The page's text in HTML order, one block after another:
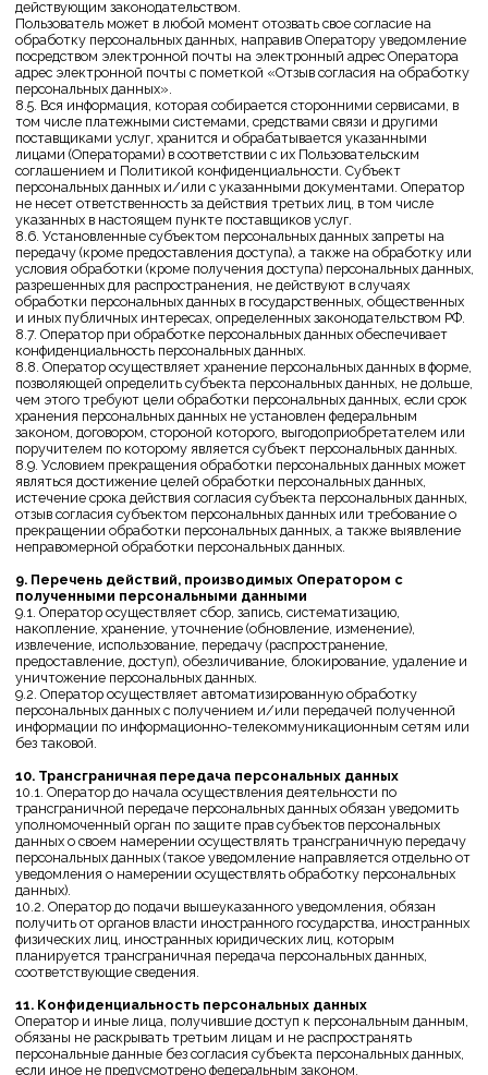
tam gde
Политика конфиденциальности
Разработка сайта
Copyright TAMGDE. Все права защищены.
Блог
Контакты